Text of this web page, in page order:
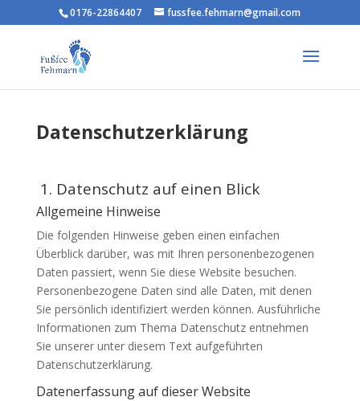
0176-22864407 fussfee.fehmarn@gmail.com
Datenschutzerklärung
1. Datenschutz auf einen Blick
Allgemeine Hinweise
Die folgenden Hinweise geben einen einfachen
Überblick darüber, was mit Ihren personenbezogenen
Daten passiert, wenn Sie diese Website besuchen.
Personenbezogene Daten sind alle Daten, mit denen
Sie persönlich identifiziert werden können. Ausführliche
Informationen zum Thema Datenschutz entnehmen
Sie unserer unter diesem Text aufgeführten
Datenschutzerklärung.
Datenerfassung auf dieser Website